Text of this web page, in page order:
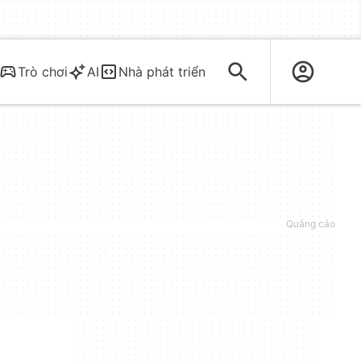
Trò chơi AI Nhà phát triển